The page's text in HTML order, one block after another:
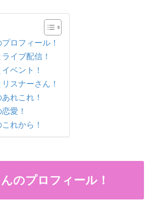
ロフィール！
イブ配信！
ベント！
スナーさん！
れこれ！
愛！
れから！
のプロフィール！